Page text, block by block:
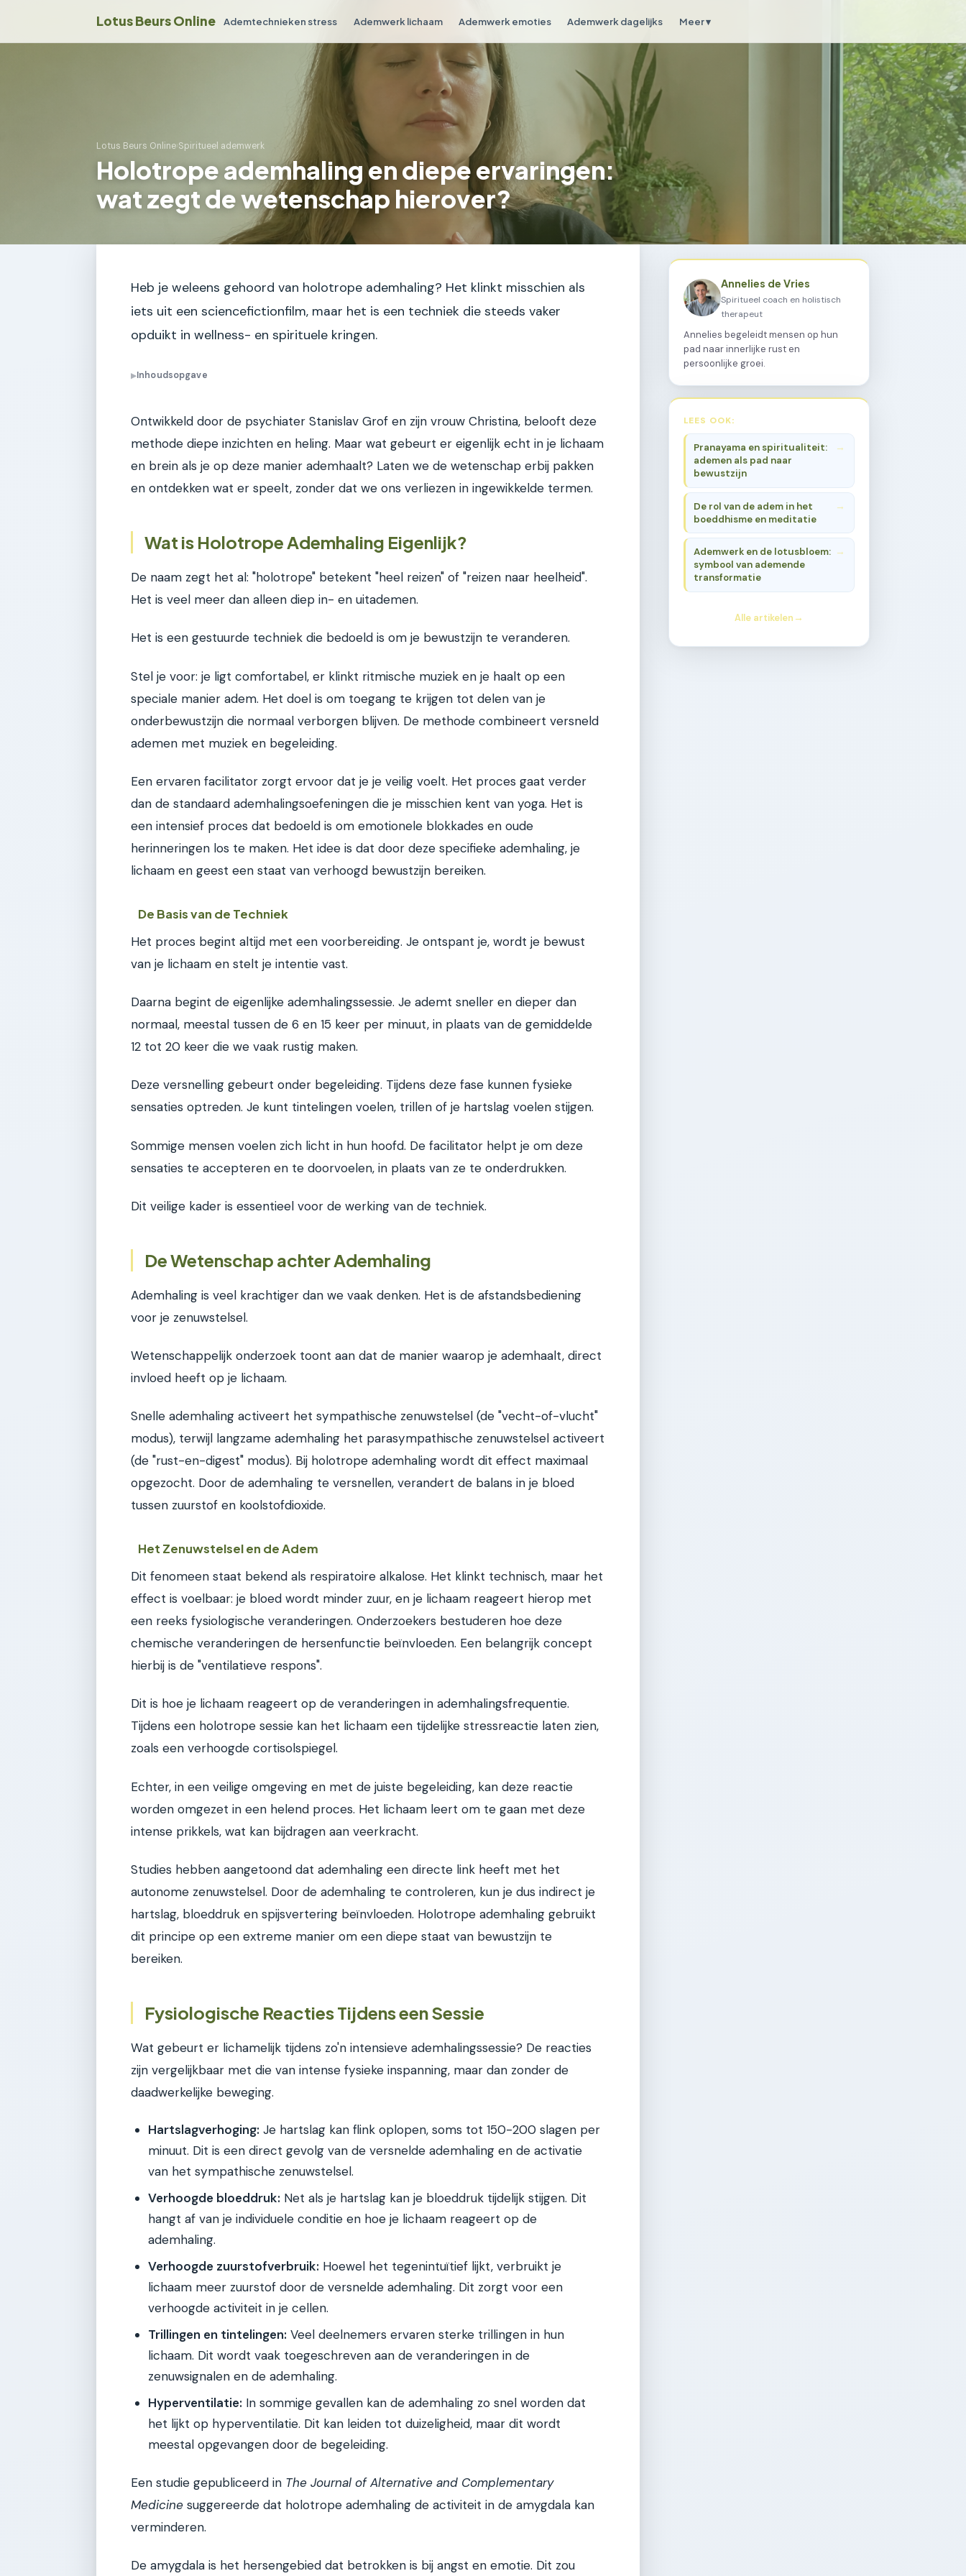
Lotus Beurs Online Ademtechnieken stress Ademwerk lichaam Ademwerk emoties Ademwerk dagelijks Meer ▾
Lotus Beurs Online›Spiritueel ademwerk
Holotrope ademhaling en diepe ervaringen:
wat zegt de wetenschap hierover?
Heb je weleens gehoord van holotrope ademhaling? Het klinkt misschien als
iets uit een sciencefictionfilm, maar het is een techniek die steeds vaker
opduikt in wellness- en spirituele kringen.
▶Inhoudsopgave
Ontwikkeld door de psychiater Stanislav Grof en zijn vrouw Christina, belooft deze
methode diepe inzichten en heling. Maar wat gebeurt er eigenlijk echt in je lichaam
en brein als je op deze manier ademhaalt? Laten we de wetenschap erbij pakken
en ontdekken wat er speelt, zonder dat we ons verliezen in ingewikkelde termen.
Wat is Holotrope Ademhaling Eigenlijk?
De naam zegt het al: "holotrope" betekent "heel reizen" of "reizen naar heelheid".
Het is veel meer dan alleen diep in- en uitademen.
Het is een gestuurde techniek die bedoeld is om je bewustzijn te veranderen.
Stel je voor: je ligt comfortabel, er klinkt ritmische muziek en je haalt op een
speciale manier adem. Het doel is om toegang te krijgen tot delen van je
onderbewustzijn die normaal verborgen blijven. De methode combineert versneld
ademen met muziek en begeleiding.
Een ervaren facilitator zorgt ervoor dat je je veilig voelt. Het proces gaat verder
dan de standaard ademhalingsoefeningen die je misschien kent van yoga. Het is
een intensief proces dat bedoeld is om emotionele blokkades en oude
herinneringen los te maken. Het idee is dat door deze specifieke ademhaling, je
lichaam en geest een staat van verhoogd bewustzijn bereiken.
De Basis van de Techniek
Het proces begint altijd met een voorbereiding. Je ontspant je, wordt je bewust
van je lichaam en stelt je intentie vast.
Daarna begint de eigenlijke ademhalingssessie. Je ademt sneller en dieper dan
normaal, meestal tussen de 6 en 15 keer per minuut, in plaats van de gemiddelde
12 tot 20 keer die we vaak rustig maken.
Deze versnelling gebeurt onder begeleiding. Tijdens deze fase kunnen fysieke
sensaties optreden. Je kunt tintelingen voelen, trillen of je hartslag voelen stijgen.
Sommige mensen voelen zich licht in hun hoofd. De facilitator helpt je om deze
sensaties te accepteren en te doorvoelen, in plaats van ze te onderdrukken.
Dit veilige kader is essentieel voor de werking van de techniek.
De Wetenschap achter Ademhaling
Ademhaling is veel krachtiger dan we vaak denken. Het is de afstandsbediening
voor je zenuwstelsel.
Wetenschappelijk onderzoek toont aan dat de manier waarop je ademhaalt, direct
invloed heeft op je lichaam.
Snelle ademhaling activeert het sympathische zenuwstelsel (de "vecht-of-vlucht"
modus), terwijl langzame ademhaling het parasympathische zenuwstelsel activeert
(de "rust-en-digest" modus). Bij holotrope ademhaling wordt dit effect maximaal
opgezocht. Door de ademhaling te versnellen, verandert de balans in je bloed
tussen zuurstof en koolstofdioxide.
Het Zenuwstelsel en de Adem
Dit fenomeen staat bekend als respiratoire alkalose. Het klinkt technisch, maar het
effect is voelbaar: je bloed wordt minder zuur, en je lichaam reageert hierop met
een reeks fysiologische veranderingen. Onderzoekers bestuderen hoe deze
chemische veranderingen de hersenfunctie beïnvloeden. Een belangrijk concept
hierbij is de "ventilatieve respons".
Dit is hoe je lichaam reageert op de veranderingen in ademhalingsfrequentie.
Tijdens een holotrope sessie kan het lichaam een tijdelijke stressreactie laten zien,
zoals een verhoogde cortisolspiegel.
Echter, in een veilige omgeving en met de juiste begeleiding, kan deze reactie
worden omgezet in een helend proces. Het lichaam leert om te gaan met deze
intense prikkels, wat kan bijdragen aan veerkracht.
Studies hebben aangetoond dat ademhaling een directe link heeft met het
autonome zenuwstelsel. Door de ademhaling te controleren, kun je dus indirect je
hartslag, bloeddruk en spijsvertering beïnvloeden. Holotrope ademhaling gebruikt
dit principe op een extreme manier om een diepe staat van bewustzijn te
bereiken.
Fysiologische Reacties Tijdens een Sessie
Wat gebeurt er lichamelijk tijdens zo'n intensieve ademhalingssessie? De reacties
zijn vergelijkbaar met die van intense fysieke inspanning, maar dan zonder de
daadwerkelijke beweging.
Hartslagverhoging: Je hartslag kan flink oplopen, soms tot 150-200 slagen per
minuut. Dit is een direct gevolg van de versnelde ademhaling en de activatie
van het sympathische zenuwstelsel.
Verhoogde bloeddruk: Net als je hartslag kan je bloeddruk tijdelijk stijgen. Dit
hangt af van je individuele conditie en hoe je lichaam reageert op de
ademhaling.
Verhoogde zuurstofverbruik: Hoewel het tegenintuïtief lijkt, verbruikt je
lichaam meer zuurstof door de versnelde ademhaling. Dit zorgt voor een
verhoogde activiteit in je cellen.
Trillingen en tintelingen: Veel deelnemers ervaren sterke trillingen in hun
lichaam. Dit wordt vaak toegeschreven aan de veranderingen in de
zenuwsignalen en de ademhaling.
Hyperventilatie: In sommige gevallen kan de ademhaling zo snel worden dat
het lijkt op hyperventilatie. Dit kan leiden tot duizeligheid, maar dit wordt
meestal opgevangen door de begeleiding.
Een studie gepubliceerd in The Journal of Alternative and Complementary
Medicine suggereerde dat holotrope ademhaling de activiteit in de amygdala kan
verminderen.
De amygdala is het hersengebied dat betrokken is bij angst en emotie. Dit zou
Annelies de Vries
Spiritueel coach en holistisch
therapeut
Annelies begeleidt mensen op hun
pad naar innerlijke rust en
persoonlijke groei.
LEES OOK:
Pranayama en spiritualiteit:
ademen als pad naar
bewustzijn
De rol van de adem in het
boeddhisme en meditatie
Ademwerk en de lotusbloem:
symbool van ademende
transformatie
Alle artikelen